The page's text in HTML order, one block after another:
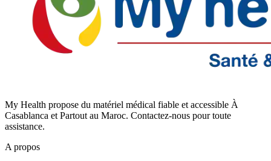
My Health propose du matériel médical fiable et accessible À
Casablanca et Partout au Maroc. Contactez-nous pour toute
assistance.
A propos